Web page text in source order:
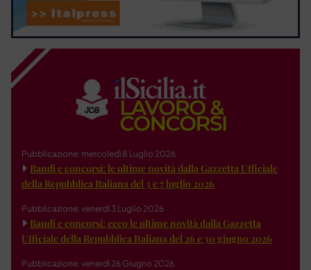
Pubblicazione: mercoledì 8 Luglio 2026
Bandi e concorsi: le ultime novità dalla Gazzetta Ufficiale
della Repubblica Italiana del 3 e 7 luglio 2026
Pubblicazione: venerdì 3 Luglio 2026
Bandi e concorsi: ecco le ultime novità dalla Gazzetta
Ufficiale della Repubblica Italiana del 26 e 30 giugno 2026
Pubblicazione: venerdì 26 Giugno 2026